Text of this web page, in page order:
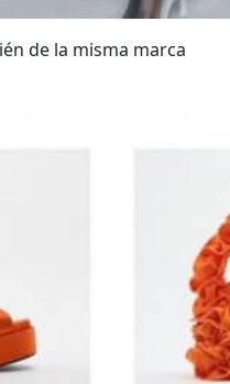
de la misma marca